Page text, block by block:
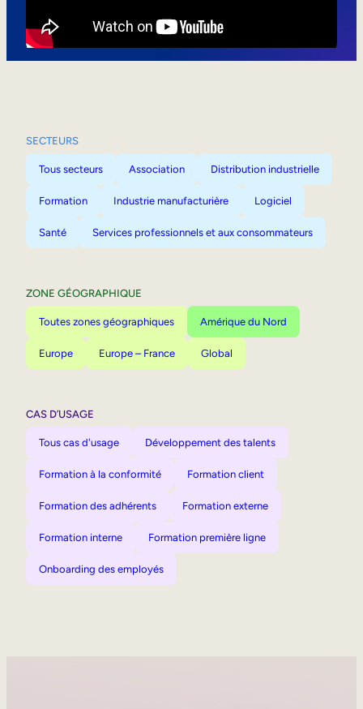
SECTEURS
Tous secteurs Association Distribution industrielle
Formation Industrie manufacturière Logiciel
Santé Services professionnels et aux consommateurs
ZONE GÉOGRAPHIQUE
Toutes zones géographiques Amérique du Nord
Europe Europe – France Global
CAS D’USAGE
Tous cas d'usage Développement des talents
Formation à la conformité Formation client
Formation des adhérents Formation externe
Formation interne Formation première ligne
Onboarding des employés